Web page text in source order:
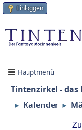
Einloggen
Hauptmenü
Tintenzirkel -
► Kalender ►